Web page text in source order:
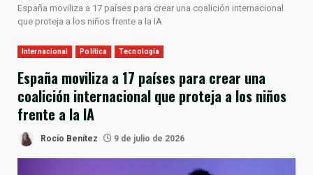
España moviliza a 17 países para crear una coalición internacional
que proteja a los niños frente a la IA
Internacional Política Tecnología
España moviliza a 17 países para crear una
coalición internacional que proteja a los niños
frente a la IA
Rocío Benítez 9 de julio de 2026